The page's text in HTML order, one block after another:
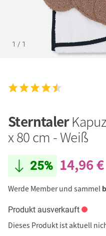
1 / 1
Sterntaler
x 80 cm - Weiß
25% 14,96 €
Werde Member und sammel
Produkt ausverkauft
Dieses Produkt ist aktuell